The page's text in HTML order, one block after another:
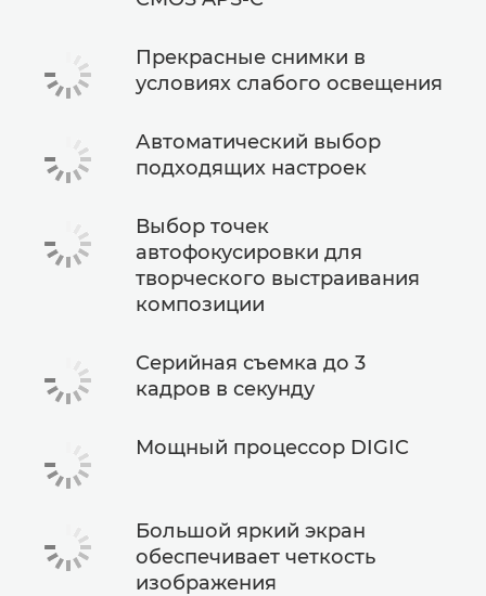
Прекрасные снимки в
условиях слабого освещения
Автоматический выбор
подходящих настроек
Выбор точек
автофокусировки для
творческого выстраивания
композиции
Серийная съемка до 3
кадров в секунду
Мощный процессор DIGIC
Большой яркий экран
обеспечивает четкость
изображения